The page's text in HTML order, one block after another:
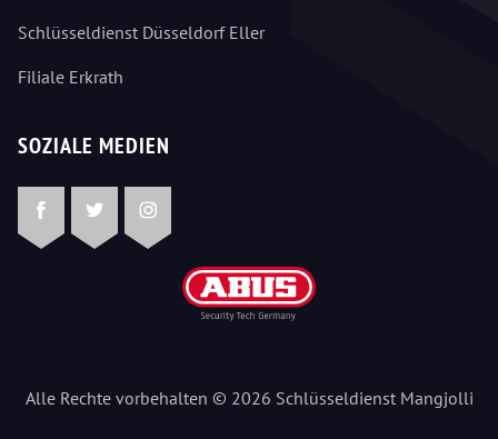
Schlüsseldienst Düsseldorf Eller
Filiale Erkrath
SOZIALE MEDIEN
FacebookTwitterInstagram
Alle Rechte vorbehalten © 2026 Schlüsseldienst Mangjolli